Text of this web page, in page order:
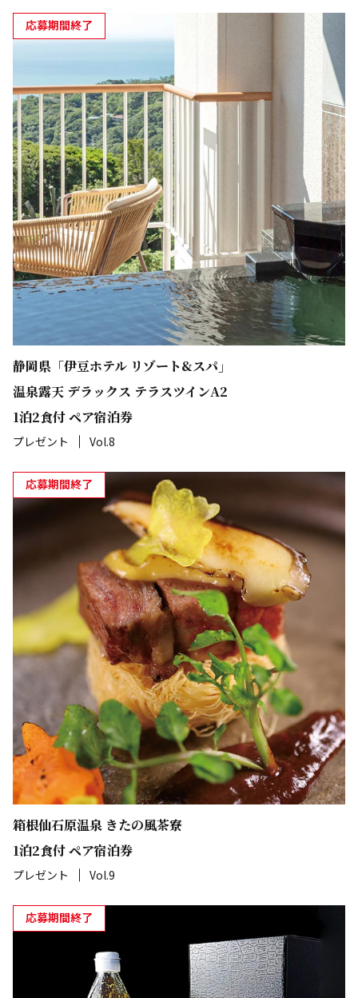
応募期間終了
静岡県「伊豆ホテル リゾート&スパ」
温泉露天 デラックス テラスツインA2
1泊2食付 ペア宿泊券
プレゼント Vol.8
応募期間終了
箱根仙石原温泉 きたの風茶寮
1泊2食付 ペア宿泊券
プレゼント Vol.9
応募期間終了